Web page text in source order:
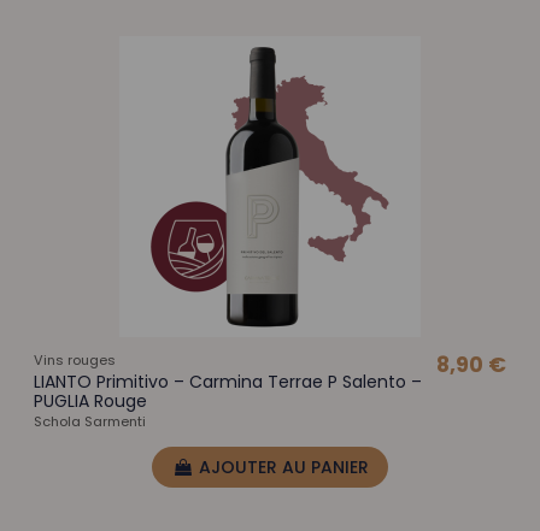
Vins rouges
LIANTO Primitivo – Carmina Terrae P Salento –
PUGLIA Rouge
Schola Sarmenti
8,90 €
AJOUTER AU PANIER